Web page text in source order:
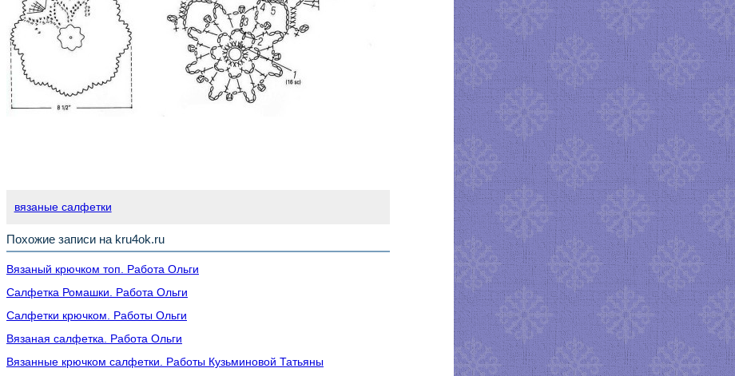
вязаные салфетки
Похожие записи на kru4ok.ru
Вязаный крючком топ. Работа Ольги
Салфетка Ромашки. Работа Ольги
Салфетки крючком. Работы Ольги
Вязаная салфетка. Работа Ольги
Вязанные крючком салфетки. Работы Кузьминовой Татьяны